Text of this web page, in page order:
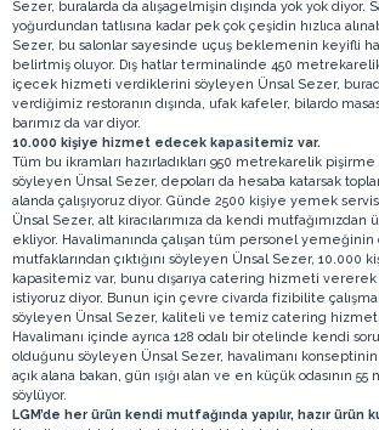
Sezer, buralarda da alışagelmişin dışında yok yok diyor.
yoğurdundan tatlısına kadar pek çok çeşidin hızlıca
Sezer, bu salonlar sayesinde uçuş beklemenin keyifli
belirtmiş oluyor. Dış hatlar terminalinde 450
içecek hizmeti verdiklerini söyleyen Ünsal Sezer,
verdiğimiz restoranın dışında, ufak kafeler, bilardo
barımız da var diyor.
10.000 kişiye hizmet edecek kapasitemiz var.
Tüm bu ikramları hazırladıkları 950 metrekarelik pişirme
söyleyen Ünsal Sezer, depoları da hesaba katarsak
alanda çalışıyoruz diyor. Günde 2500 kişiye yemek
Ünsal Sezer, alt kiracılarımıza da kendi mutfağımızdan
ekliyor. Havalimanında çalışan tüm personel
mutfaklarından çıktığını söyleyen Ünsal Sezer,
kapasitemiz var, bunu dışarıya catering hizmeti
istiyoruz diyor. Bunun için çevre civarda fizibilite
söyleyen Ünsal Sezer, kaliteli ve temiz catering
Havalimanı içinde ayrıca 128 odalı bir otelinde kendi
olduğunu söyleyen Ünsal Sezer, havalimanı konseptinin
açık alana bakan, gün ışığı alan ve en küçük odasının
söylüyor.
LGM’de her ürün kendi mutfağında yapılır, hazır ürün